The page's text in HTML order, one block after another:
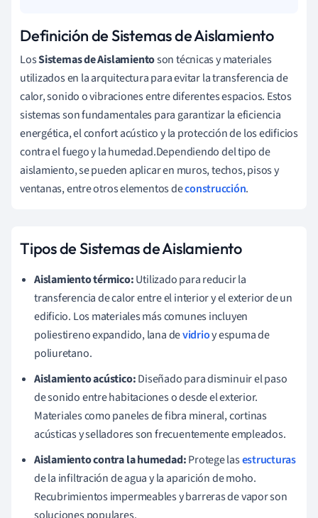
Definición de Sistemas de Aislamiento
LosSistemas de Aislamientoson técnicas y materiales
utilizados en la arquitectura para evitar la transferencia de
calor, sonido o vibraciones entre diferentes espacios. Estos
sistemas son fundamentales para garantizar la eficiencia
energética, el confort acústico y la protección de los edificios
contra el fuego y la humedad.Dependiendo del tipo de
aislamiento, se pueden aplicar en muros, techos, pisos y
ventanas, entre otros elementos deconstrucción.
Tipos de Sistemas de Aislamiento
Aislamiento térmico:Utilizado para reducir la
transferencia de calor entre el interior y el exterior de un
edificio. Los materiales más comunes incluyen
poliestireno expandido, lana devidrioy espuma de
poliuretano.
Aislamiento acústico:Diseñado para disminuir el paso
de sonido entre habitaciones o desde el exterior.
Materiales como paneles de fibra mineral, cortinas
acústicas y selladores son frecuentemente empleados.
Aislamiento contra la humedad:Protege lasestructuras
de la infiltración de agua y la aparición de moho.
Recubrimientos impermeables y barreras de vapor son
soluciones populares.